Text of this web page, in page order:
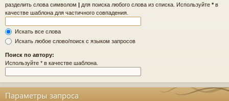
разделить слова символом | для поиска любого слова из списка. Используйте *в
качестве шаблона для частичного совпадения.
Искать все слова
Искать любое слово/поиск с языком запросов
Поиск по автору:
Используйте * в качестве шаблона.
Параметры запроса